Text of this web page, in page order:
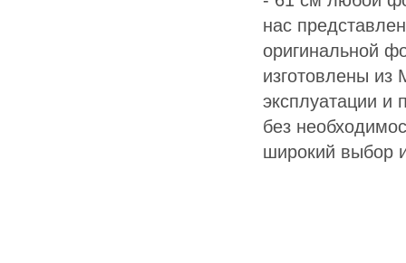
нас
оригинальной
изготовлены
эксплуатации и
без
широкий выбор